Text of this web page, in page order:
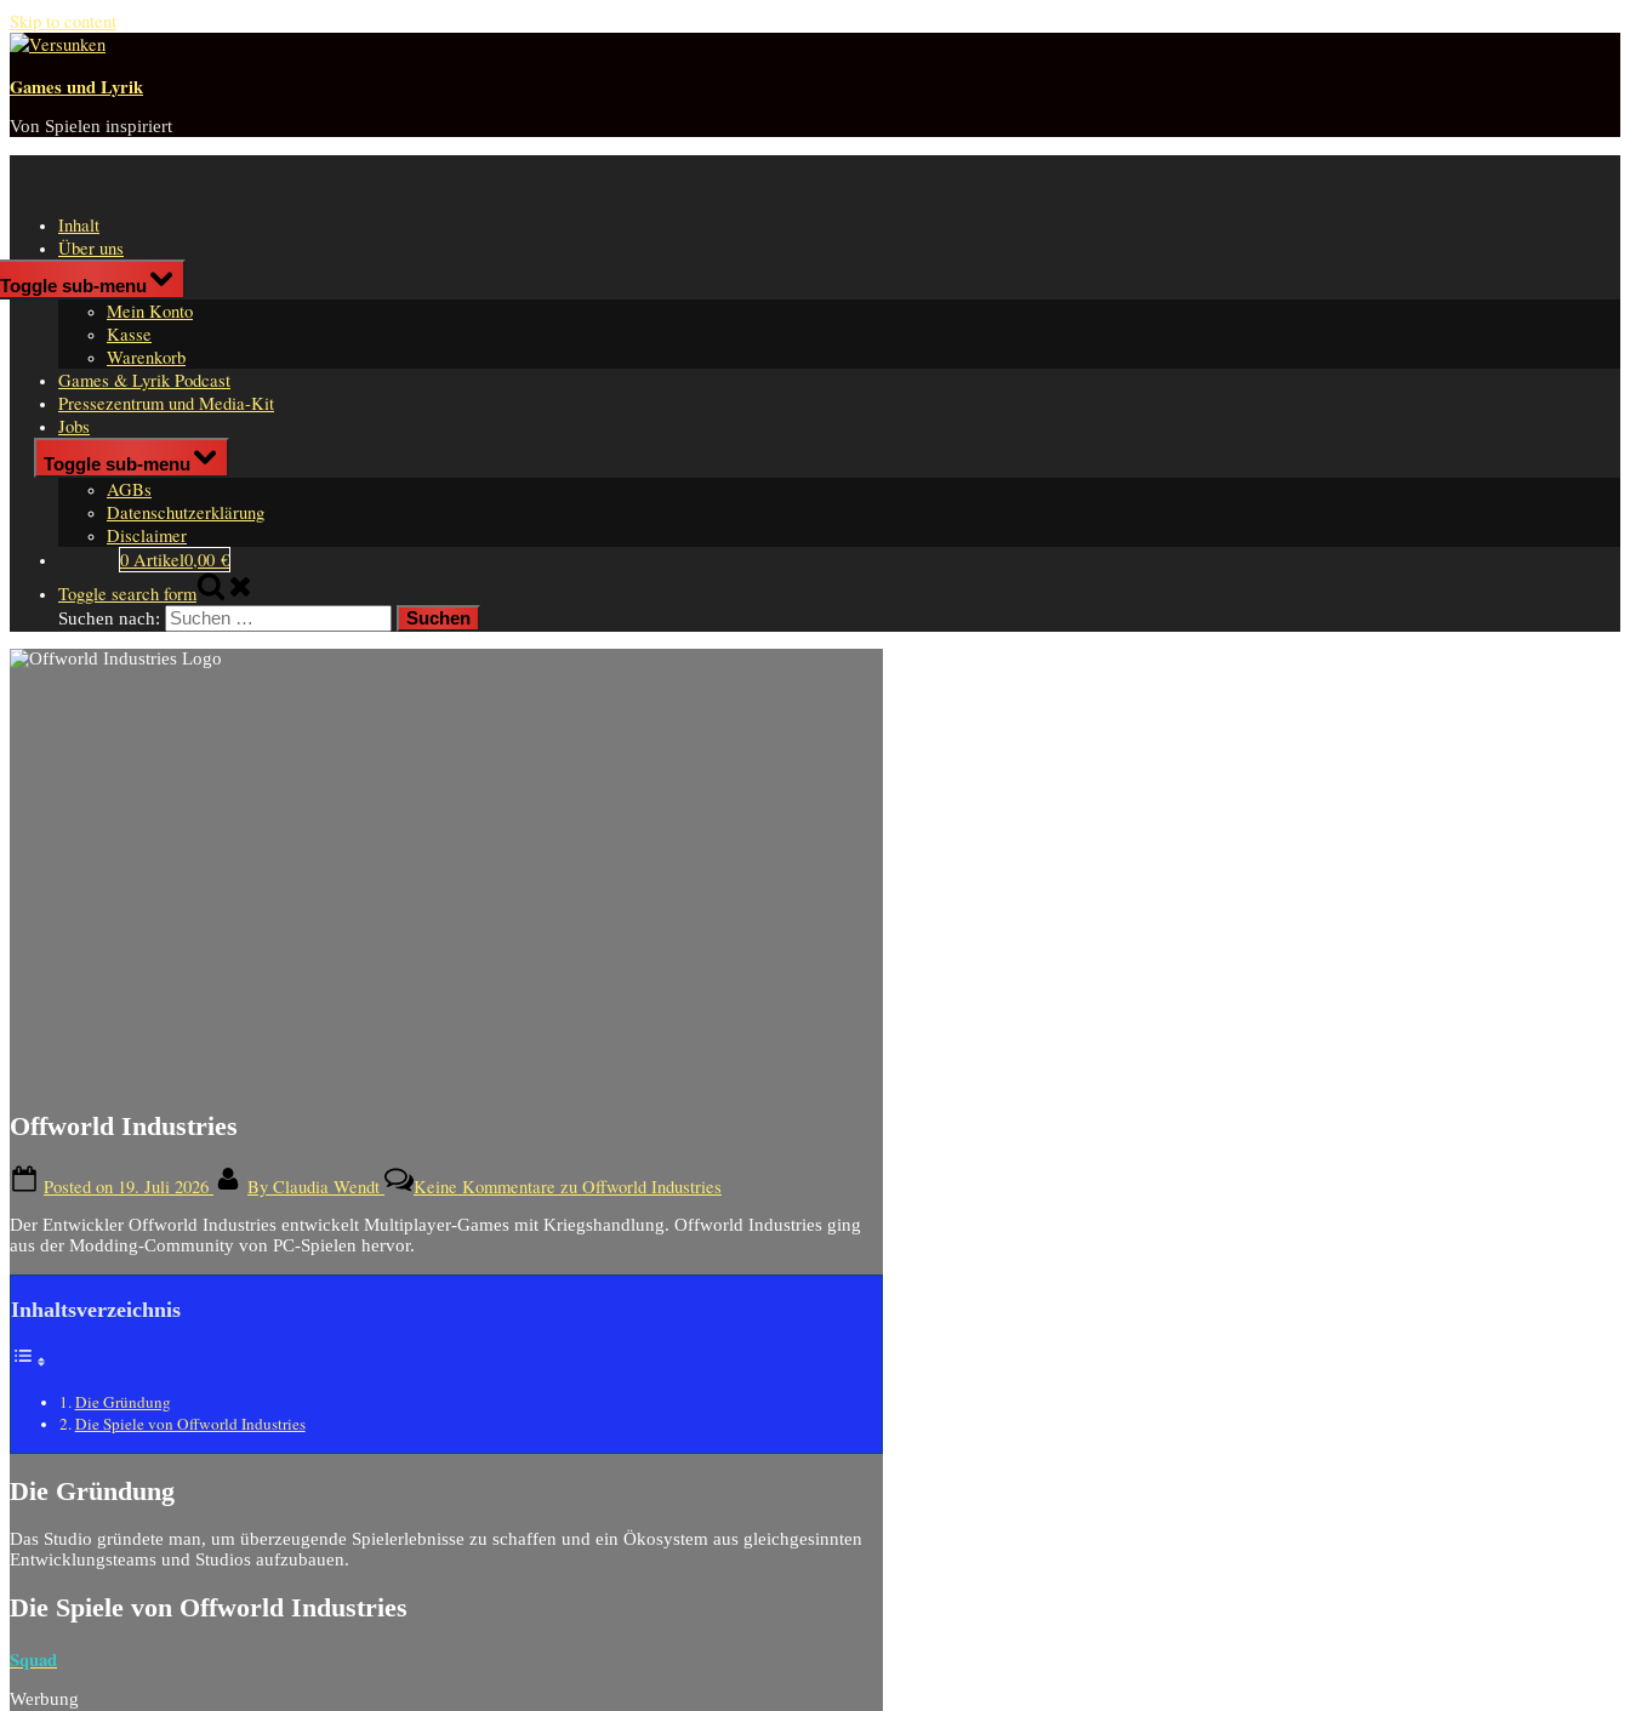
Skip to content
Games und Lyrik
Von Spielen inspiriert
Inhalt
Über uns
Shop
Toggle sub-menu
Mein Konto
Kasse
Warenkorb
Games & Lyrik Podcast
Pressezentrum und Media-Kit
Jobs
Impressum
Toggle sub-menu
AGBs
Datenschutzerklärung
Disclaimer
0 Artikel0,00 €
Toggle search form
Suchen nach:
Offworld Industries
Posted on 19. Juli 2026 By Claudia Wendt Keine Kommentare zu Offworld Industries
Der Entwickler Offworld Industries entwickelt Multiplayer-Games mit Kriegshandlung. Offworld Industries ging
aus der Modding-Community von PC-Spielen hervor.
Inhaltsverzeichnis
Die Gründung
Die Spiele von Offworld Industries
Die Gründung
Das Studio gründete man, um überzeugende Spielerlebnisse zu schaffen und ein Ökosystem aus gleichgesinnten
Entwicklungsteams und Studios aufzubauen.
Die Spiele von Offworld Industries
Squad
Werbung